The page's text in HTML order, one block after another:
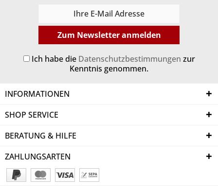
Zum Newsletter anmelden
Ich habe die Datenschutzbestimmungen zur
Kenntnis genommen.
INFORMATIONEN
SHOP SERVICE
BERATUNG & HILFE
ZAHLUNGSARTEN